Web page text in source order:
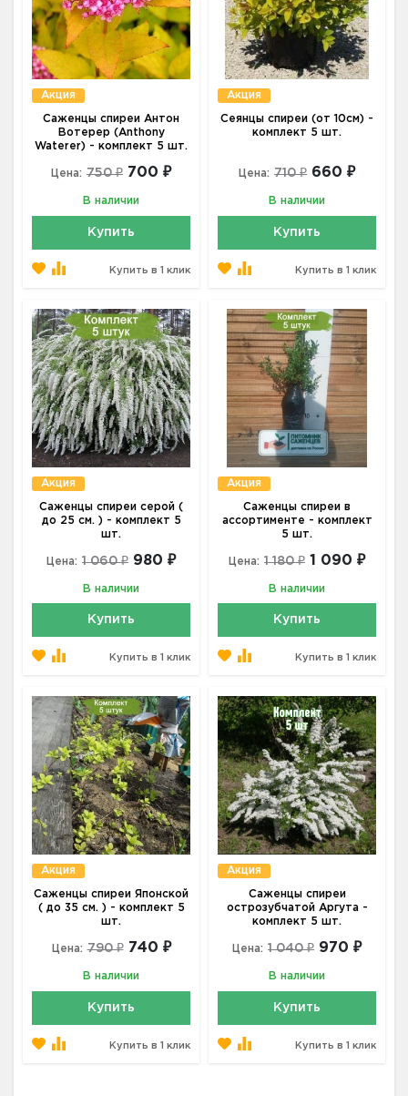
Акция
Саженцы спиреи Антон
Вотерер (Anthony
Waterer) - комплект 5 шт.
Цена: 750 ₽ 700 ₽
В наличии
Купить
Купить в 1 клик
Акция
Сеянцы спиреи (от 10см) -
комплект 5 шт.
Цена: 710 ₽ 660 ₽
В наличии
Купить
Купить в 1 клик
Акция
Саженцы спиреи серой (
до 25 см. ) - комплект 5
шт.
Цена: 1 060 ₽ 980 ₽
В наличии
Купить
Купить в 1 клик
Акция
Саженцы спиреи в
ассортименте - комплект
5 шт.
Цена: 1 180 ₽ 1 090 ₽
В наличии
Купить
Купить в 1 клик
Акция
Саженцы спиреи Японской
( до 35 см. ) - комплект 5
шт.
Цена: 790 ₽ 740 ₽
В наличии
Купить
Купить в 1 клик
Акция
Саженцы спиреи
острозубчатой Аргута -
комплект 5 шт.
Цена: 1 040 ₽ 970 ₽
В наличии
Купить
Купить в 1 клик